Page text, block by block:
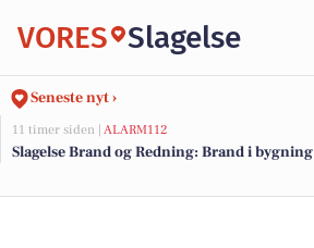
VORES Slagelse
Seneste nyt ›
11 timer siden | ALARM112
Slagelse Brand og Redning: Brand i bygning